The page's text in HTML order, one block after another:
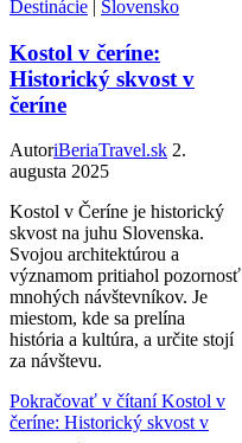
Destinácie Slovensko
Kostol v čeríne:
Historický skvost v
čeríne
AutoriBeriaTravel.sk 2.
augusta 2025
Kostol v Čeríne je historický
skvost na juhu Slovenska.
Svojou architektúrou a
významom pritiahol pozornosť
mnohých návštevníkov. Je
miestom, kde sa prelína
história a kultúra, a určite stojí
za návštevu.
Pokračovať v čítaníKostol v
čeríne: Historický skvost v